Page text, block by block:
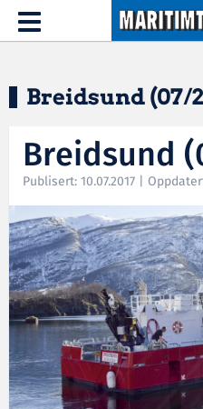
Hopp til hovedinnhold
Toggle
navigation
Breidsund (07/
Breidsund
Publisert: 10.07.2017 |